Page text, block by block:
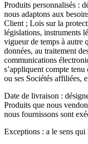
Produits personnalisés :
nous adaptons aux
Client ; Lois sur la
législations, instruments
vigueur de temps à autre
données, au traitement
communications
s’appliquent compte
ou ses Sociétés affiliées,
Date de livraison :
Produits que nous
nous fournissons sont
Exceptions : a le sens